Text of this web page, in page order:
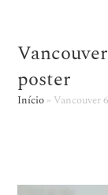
poster
Início » Vancouver